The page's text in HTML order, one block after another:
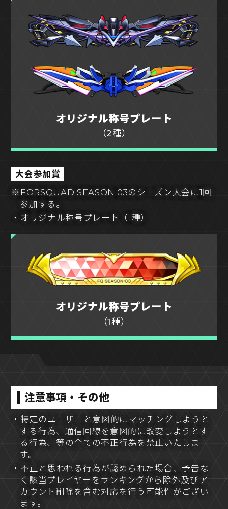
オリジナル称号プレート
（2種）
大会参加賞
※FORSQUAD SEASON:03のシーズン大会に1回
参加する。
・オリジナル称号プレート（1種）
オリジナル称号プレート
（1種）
注意事項・その他
・特定のユーザーと意図的にマッチングしようと
する行為、通信回線を意図的に改変しようとす
る行為、等の全ての不正行為を禁止いたしま
す。
・不正と思われる行為が認められた場合、予告な
く該当プレイヤーをランキングから除外及びア
カウント削除を含む対応を行う可能性がござい
ます。